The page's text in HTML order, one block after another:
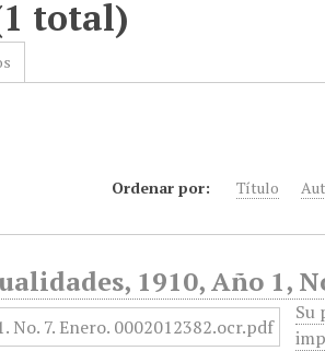
total)
Ordenar por: Título
1910, Año 1,
Su